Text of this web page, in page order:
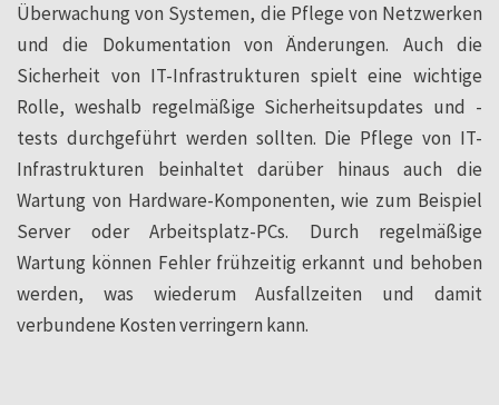
Überwachung von Systemen, die Pflege von Netzwerken
und die Dokumentation von Änderungen. Auch die
Sicherheit von IT-Infrastrukturen spielt eine wichtige
Rolle, weshalb regelmäßige Sicherheitsupdates und -
tests durchgeführt werden sollten. Die Pflege von IT-
Infrastrukturen beinhaltet darüber hinaus auch die
Wartung von Hardware-Komponenten, wie zum Beispiel
Server oder Arbeitsplatz-PCs. Durch regelmäßige
Wartung können Fehler frühzeitig erkannt und behoben
werden, was wiederum Ausfallzeiten und damit
verbundene Kosten verringern kann.